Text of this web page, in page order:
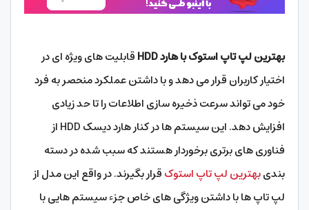
بهترین لپ تاپ استوک با هارد HDD
قابلیت های ویژه ای در
اختیار کاربران قرار می دهد و با داشتن عملکرد منحصر به فرد
خود می تواند سرعت ذخیره سازی اطلاعات را تا حد زیادی
افزایش دهد. این سیستم ها در کنار هارد دیسک HDD از
فناوری های برتری برخوردار هستند که سبب شده در دسته
بندیبهترین لپ تاپ استوکقرار بگیرند. در واقع این مدل از
لپ تاپ ها با داشتن ویژگی های خاص جزء سیستم هایی با